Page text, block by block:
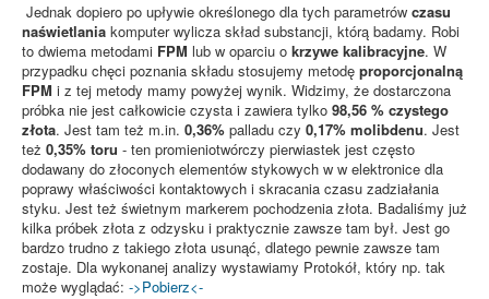
Jednak dopiero po upływie określonego dla tych parametrów czasu
naświetlania komputer wylicza skład substancji, którą badamy. Robi
to dwiema metodami FPM lub w oparciu o krzywe kalibracyjne. W
przypadku chęci poznania składu stosujemy metodę proporcjonalną
FPM i z tej metody mamy powyżej wynik. Widzimy, że dostarczona
próbka nie jest całkowicie czysta i zawiera tylko 98,56 % czystego
złota. Jest tam też m.in. 0,36% palladu czy 0,17% molibdenu. Jest
też 0,35% toru - ten promieniotwórczy pierwiastek jest często
dodawany do złoconych elementów stykowych w w elektronice dla
poprawy właściwości kontaktowych i skracania czasu zadziałania
styku. Jest też świetnym markerem pochodzenia złota. Badaliśmy już
kilka próbek złota z odzysku i praktycznie zawsze tam był. Jest go
bardzo trudno z takiego złota usunąć, dlatego pewnie zawsze tam
zostaje. Dla wykonanej analizy wystawiamy Protokół, który np. tak
może wyglądać: ->Pobierz<-